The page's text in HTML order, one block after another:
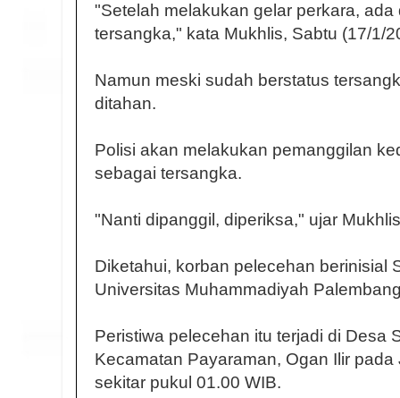
"Setelah melakukan gelar perkara,
tersangka," kata Mukhlis, Sabtu (17/1/
Namun meski sudah berstatus
ditahan.
Polisi akan melakukan pemanggilan
sebagai tersangka.
"Nanti dipanggil, diperiksa," ujar
Diketahui, korban pelecehan berinisial
Universitas Muhammadiyah
Peristiwa pelecehan itu terjadi di Desa
Kecamatan Payaraman, Ogan Ilir
sekitar pukul 01.00 WIB.